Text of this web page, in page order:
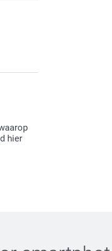
hier